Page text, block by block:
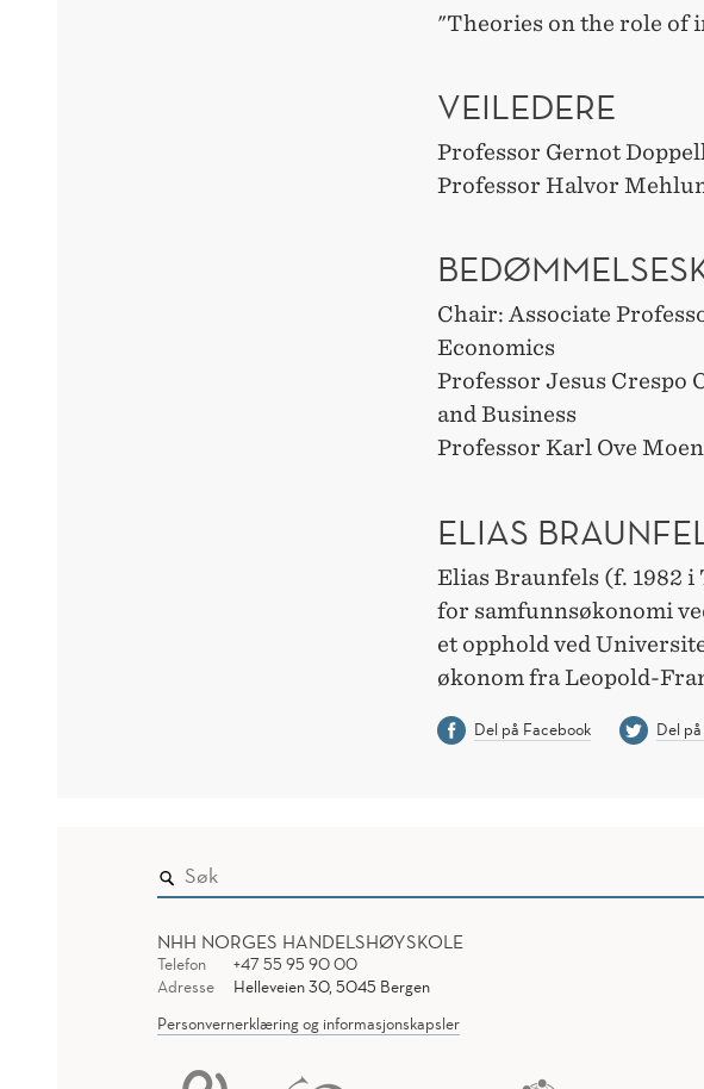
"Theories on the role of
VEILEDERE
Professor Gernot
Professor Halvor
Chair: Associate
Economics
Professor Jesus Crespo
and Business
Professor Karl Ove
ELIAS
Elias Braunfels (f. 1982
for samfunnsøkonomi
et opphold ved
økonom fra Leopold-
Del på Facebook Del
NHH NORGES HANDELSHØYSKOLE
Telefon
+47 55 95 90 00
Adresse
Helleveien 30, 5045 Bergen
Personvernerklæring og informasjonskapsler